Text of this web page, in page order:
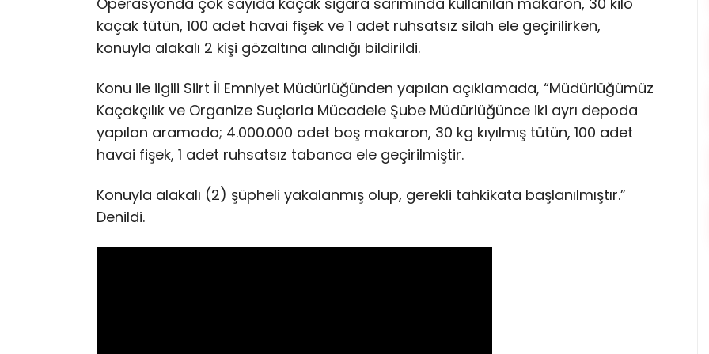
kaçak tütün, 100 adet havai fişek ve 1 adet ruhsatsız silah ele geçirilirken,
konuyla alakalı 2 kişi gözaltına alındığı bildirildi.
Konu ile ilgili Siirt İl Emniyet Müdürlüğünden yapılan açıklamada, “Müdürlüğümüz
Kaçakçılık ve Organize Suçlarla Mücadele Şube Müdürlüğünce iki ayrı depoda
yapılan aramada; 4.000.000 adet boş makaron, 30 kg kıyılmış tütün, 100 adet
havai fişek, 1 adet ruhsatsız tabanca ele geçirilmiştir.
Konuyla alakalı (2) şüpheli yakalanmış olup, gerekli tahkikata başlanılmıştır.”
Denildi.